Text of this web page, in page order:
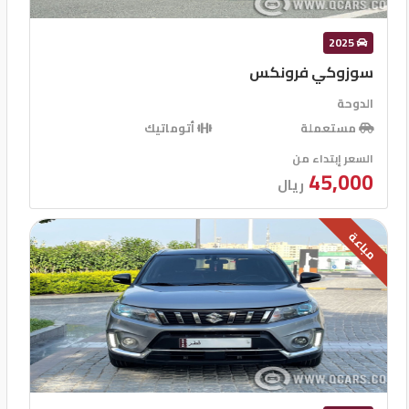
2025
سوزوكي فرونكس
الدوحة
مستعملة
أتوماتيك
السعر إبتداء من
45,000 ريال
مباعة